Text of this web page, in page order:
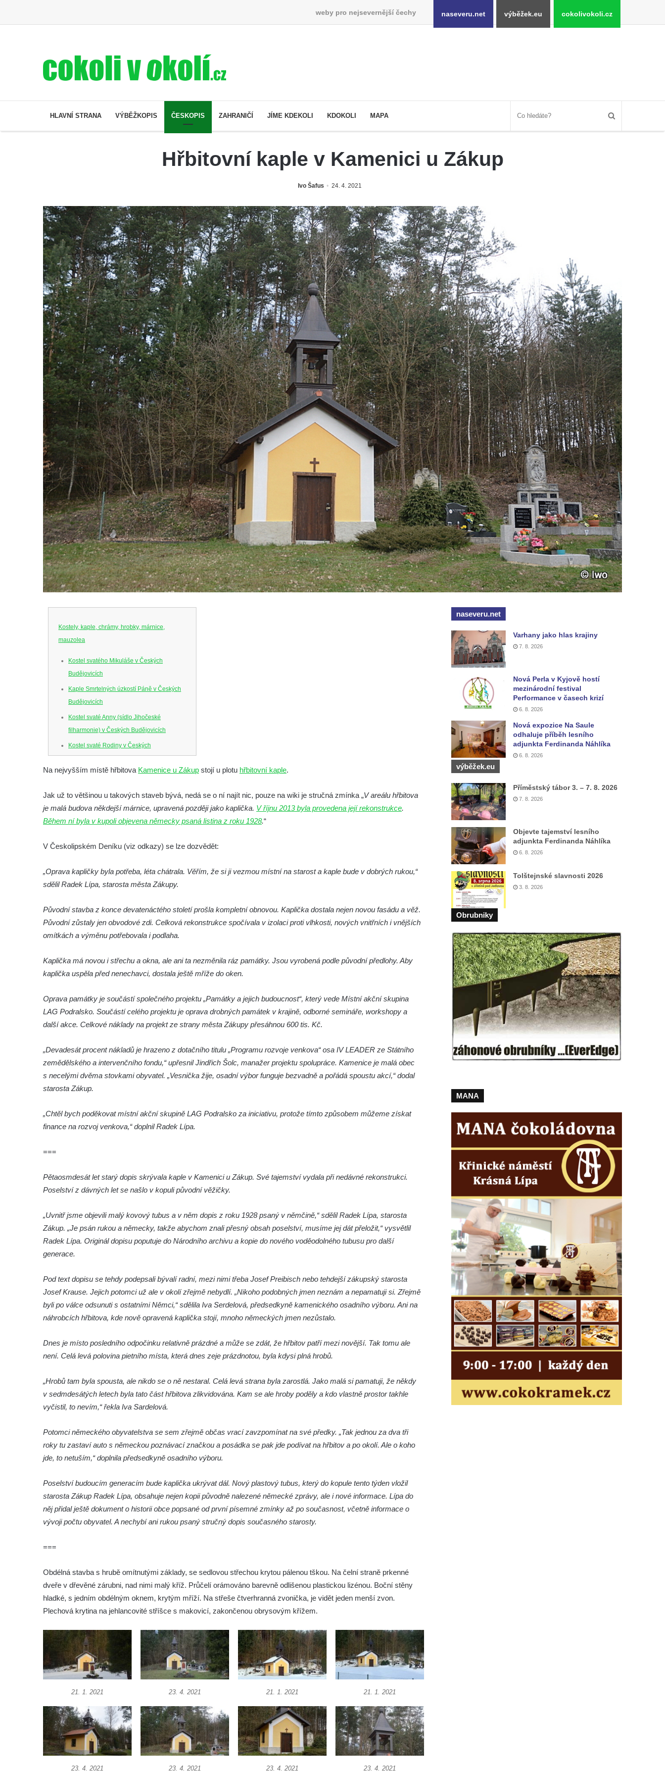
weby pro nejsevernější čechy naseveru.net výběžek.eu cokolivokoli.cz
HLAVNÍ STRANA VÝBĚŽKOPIS ČESKOPIS ZAHRANIČÍ JÍME KDEKOLI KDOKOLI MAPA
Hřbitovní kaple v Kamenici u Zákup
Ivo Šafus 24. 4. 2021
Kostely, kaple, chrámy, hrobky, márnice,
mauzolea
Kostel svatého Mikuláše v Českých
Budějovicích
Kaple Smrtelných úzkostí Páně v Českých
Budějovicích
Kostel svaté Anny (sídlo Jihočeské
filharmonie) v Českých Budějovicích
Kostel svaté Rodiny v Českých
Budějovicích
Kostel Obětování Panny Marie u kláštera
Kostel Všech svatých v Kamenném Újezdě
Kaple na křižovatce ulic Budějovická a
Bývalý kostel svatých Filipa a Jakuba na
Kaple na hřbitově ve Velešíně
Márnice na hřbitově ve Velešíně
Poutní areál Římov
Kostel svatého Ducha v poutním areálu
Křížová cesta Římov – XXV. kaple – Boží
hrob
Cyrénský pomáhá Ježíši nést kříž
Křížová cesta Římov – XXI. kaple –
Popravní brána
Křížová cesta Římov – XX. kaple – Svatá
roušky pot z tváře
Křížová cesta Římov – XIX. kaple – Kristus
Ježíše vložen kříž
Křížová cesta Římov – XVII. kaple – Velký
Křížová cesta Římov – XVI. kaple – U
Herodesa
Křížová cesta Římov – XV. kaple – Malý
Pilát
Křížová cesta Římov – XIII. kaple – U
Annáše (U Kaifáše)
brána
Křížová cesta Římov – XI. kaple – Ježíš
Křížová cesta Římov – X. kaple – U
Cedronu
chromého žida
Křížová cesta Římov – VIII. kaple – Kristus
svázán a ze zahrady vyhnán
Jidášovo
Křížová cesta Římov – VI. kaple – Olivetská
hora (Getsemanská zahrada)
Křížová cesta Římov – V. kaple – Smutná
Křížová cesta Římov – III. kaple – Stádní
brána
Křížová cesta Římov – II. kaple – Poslední
večeře Páně
Ježíše s Pannou Marií
Márnice na hřbitově v Římově
Kaple v Horním Třeboníně
Třebonínem
Kaple v severní části Dolního Třebonína
Márnice na hřbitově v Rybniště
Na nejvyšším místě hřbitova Kamenice u Zákup stojí u plotu hřbitovní kaple.
Jak už to většinou u takových staveb bývá, nedá se o ní najít nic, pouze na wiki je stručná zmínka „V areálu hřbitova
je malá budova někdejší márnice, upravená později jako kaplička. V říjnu 2013 byla provedena její rekonstrukce.
Během ní byla v kupoli objevena německy psaná listina z roku 1928.“
V Českolipském Deníku (viz odkazy) se lze dozvědět:
„Oprava kapličky byla potřeba, léta chátrala. Věřím, že si ji vezmou místní na starost a kaple bude v dobrých rukou,“
sdělil Radek Lípa, starosta města Zákupy.
Původní stavba z konce devatenáctého století prošla kompletní obnovou. Kaplička dostala nejen novou fasádu a věž.
Původní zůstaly jen obvodové zdi. Celková rekonstrukce spočívala v izolaci proti vlhkosti, nových vnitřních i vnějších
omítkách a výměnu potřebovala i podlaha.
Kaplička má novou i střechu a okna, ale ani ta nezměnila ráz památky. Jsou vyrobená podle původní předlohy. Aby
kaplička uspěla před nenechavci, dostala ještě mříže do oken.
Oprava památky je součástí společného projektu „Památky a jejich budoucnost“, který vede Místní akční skupina
LAG Podralsko. Součástí celého projektu je oprava drobných památek v krajině, odborné semináře, workshopy a
další akce. Celkové náklady na projekt ze strany města Zákupy přesáhnou 600 tis. Kč.
„Devadesát procent nákladů je hrazeno z dotačního titulu „Programu rozvoje venkova“ osa IV LEADER ze Státního
zemědělského a intervenčního fondu,“ upřesnil Jindřich Šolc, manažer projektu spolupráce. Kamenice je malá obec
s necelými dvěma stovkami obyvatel. „Vesnička žije, osadní výbor funguje bezvadně a pořádá spoustu akcí,“ dodal
starosta Zákup.
„Chtěl bych poděkovat místní akční skupině LAG Podralsko za iniciativu, protože tímto způsobem můžeme získat
finance na rozvoj venkova,“ doplnil Radek Lípa.
===
Pětaosmdesát let starý dopis skrývala kaple v Kamenici u Zákup. Své tajemství vydala při nedávné rekonstrukci.
Poselství z dávných let se našlo v kopuli původní věžičky.
„Uvnitř jsme objevili malý kovový tubus a v něm dopis z roku 1928 psaný v němčině,“ sdělil Radek Lípa, starosta
Zákup. „Je psán rukou a německy, takže abychom znali přesný obsah poselství, musíme jej dát přeložit,“ vysvětlil
Radek Lípa. Originál dopisu poputuje do Národního archivu a kopie do nového voděodolného tubusu pro další
generace.
Pod text dopisu se tehdy podepsali bývalí radní, mezi nimi třeba Josef Preibisch nebo tehdejší zákupský starosta
Josef Krause. Jejich potomci už ale v okolí zřejmě nebydlí. „Nikoho podobných jmen neznám a nepamatuji si. Zřejmě
byli po válce odsunuti s ostatními Němci,“ sdělila Iva Serdelová, předsedkyně kamenického osadního výboru. Ani na
náhrobcích hřbitova, kde nově opravená kaplička stojí, mnoho německých jmen nezůstalo.
Dnes je místo posledního odpočinku relativně prázdné a může se zdát, že hřbitov patří mezi novější. Tak tomu ale
není. Celá levá polovina pietního místa, která dnes zeje prázdnotou, byla kdysi plná hrobů.
„Hrobů tam byla spousta, ale nikdo se o ně nestaral. Celá levá strana byla zarostlá. Jako malá si pamatuji, že někdy
v sedmdesátých letech byla tato část hřbitova zlikvidována. Kam se ale hroby poděly a kdo vlastně prostor takhle
vyčistil, to nevím,“ řekla Iva Sardelová.
Potomci německého obyvatelstva se sem zřejmě občas vrací zavzpomínat na své předky. „Tak jednou za dva tři
roky tu zastaví auto s německou poznávací značkou a posádka se pak jde podívat na hřbitov a po okolí. Ale o koho
jde, to netuším,“ doplnila předsedkyně osadního výboru.
Poselství budoucím generacím bude kaplička ukrývat dál. Nový plastový tubus, který do kopule tento týden vložil
starosta Zákup Radek Lípa, obsahuje nejen kopii původně nalezené německé zprávy, ale i nové informace. Lípa do
něj přidal ještě dokument o historii obce popsané od první písemné zmínky až po současnost, včetně informace o
vývoji počtu obyvatel. A nechybí ani rukou psaný stručný dopis současného starosty.
===
Obdélná stavba s hrubě omítnutými základy, se sedlovou střechou krytou pálenou tškou. Na čelní straně prkenné
dveře v dřevěné zárubni, nad nimi malý kříž. Průčelí orámováno barevně odlišenou plastickou lizénou. Boční stěny
hladké, s jedním obdélným oknem, krytým mříží. Na střeše čtverhranná zvonička, je vidět jeden menší zvon.
Plechová krytina na jehlancovité stříšce s makovicí, zakončenou obrysovým křížem.
21. 1. 2021 23. 4. 2021 21. 1. 2021 21. 1. 2021
23. 4. 2021 23. 4. 2021 23. 4. 2021 23. 4. 2021
naseveru.net
Varhany jako hlas krajiny
7. 8. 2026
Nová Perla v Kyjově hostí
mezinárodní festival
Performance v časech krizí
6. 8. 2026
Nová expozice Na Saule
odhaluje příběh lesního
adjunkta Ferdinanda Náhlíka
6. 8. 2026
výběžek.eu
Příměstský tábor 3. – 7. 8. 2026
7. 8. 2026
Objevte tajemství lesního
adjunkta Ferdinanda Náhlíka
6. 8. 2026
Tolštejnské slavnosti 2026
3. 8. 2026
Obrubniky
MANA